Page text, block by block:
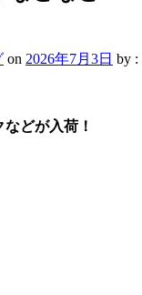
on 2026年7月3日 by :
どが入荷！